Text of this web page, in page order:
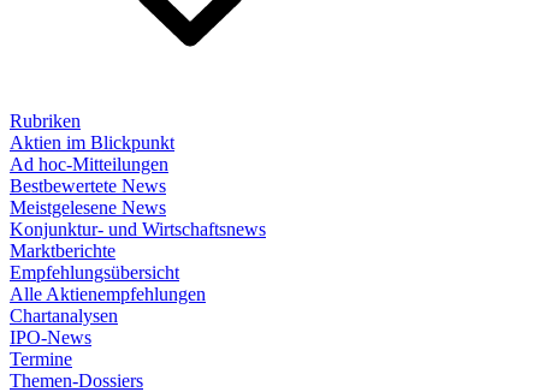
Rubriken
Aktien im Blickpunkt
Ad hoc-Mitteilungen
Bestbewertete News
Meistgelesene News
Konjunktur- und Wirtschaftsnews
Marktberichte
Empfehlungsübersicht
Alle Aktienempfehlungen
Chartanalysen
IPO-News
Termine
Themen-Dossiers